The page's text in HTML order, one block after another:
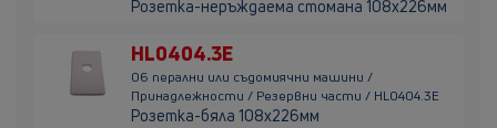
Розетка-неръждаема стомана 108х226мм
HL0404.3E
06 перални или съдомиячни машини /
Принадлежности / Резервни части / HL0404.3E
Розетка-бяла 108х226мм